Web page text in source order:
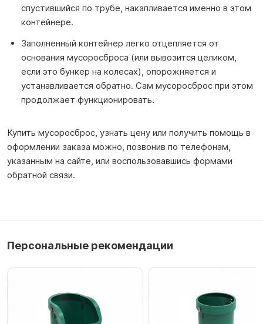
спустившийся по трубе, накапливается именно в этом
контейнере.
Заполненный контейнер легко отцепляется от
основания мусоросброса (или вывозится целиком,
если это бункер на колесах), опорожняется и
устанавливается обратно. Сам мусоросброс при этом
продолжает функционировать.
Купить мусоросброс, узнать цену или получить помощь в
оформлении заказа можно, позвонив по телефонам,
указанным на сайте, или воспользовавшись формами
обратной связи.
Персональные рекомендации